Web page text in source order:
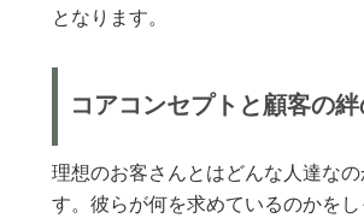
となります。
コアコンセプトと顧客の
理想のお客さんとはどんな人達なの
す。彼らが何を求めているのかを